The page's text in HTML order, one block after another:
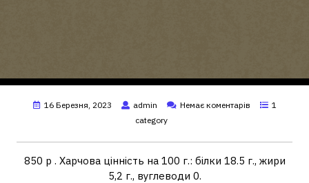
16 Березня, 2023 admin Немає коментарів
1
category
850 р . Харчова цінність на 100 г.: білки 18.5 г., жири
5,2 г., вуглеводи 0.